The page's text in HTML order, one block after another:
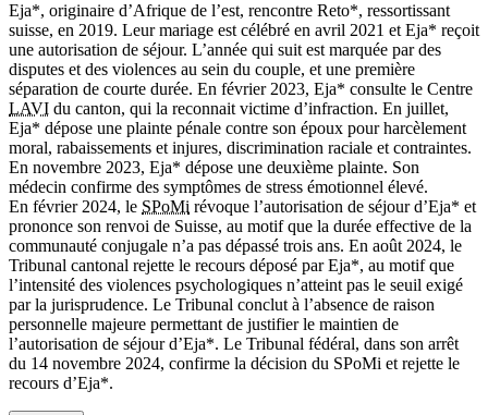
Eja*, originaire d’Afrique de l’est, rencontre Reto*, ressortissant
suisse, en 2019. Leur mariage est célébré en avril 2021 et Eja* reçoit
une autorisation de séjour. L’année qui suit est marquée par des
disputes et des violences au sein du couple, et une première
séparation de courte durée. En février 2023, Eja* consulte le Centre
LAVI du canton, qui la reconnait victime d’infraction. En juillet,
Eja* dépose une plainte pénale contre son époux pour harcèlement
moral, rabaissements et injures, discrimination raciale et contraintes.
En novembre 2023, Eja* dépose une deuxième plainte. Son
médecin confirme des symptômes de stress émotionnel élevé.
En février 2024, le SPoMi révoque l’autorisation de séjour d’Eja* et
prononce son renvoi de Suisse, au motif que la durée effective de la
communauté conjugale n’a pas dépassé trois ans. En août 2024, le
Tribunal cantonal rejette le recours déposé par Eja*, au motif que
l’intensité des violences psychologiques n’atteint pas le seuil exigé
par la jurisprudence. Le Tribunal conclut à l’absence de raison
personnelle majeure permettant de justifier le maintien de
l’autorisation de séjour d’Eja*. Le Tribunal fédéral, dans son arrêt
du 14 novembre 2024, confirme la décision du SPoMi et rejette le
recours d’Eja*.